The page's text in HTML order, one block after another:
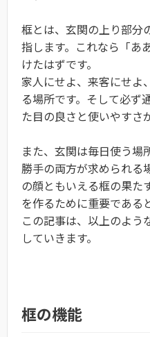
框とは、玄関の上り部分
指します。これなら「あ
けたはずです。
家人にせよ、来客にせよ
る場所です。そして必ず
た目の良さと使いやすさ
また、玄関は毎日使う場
勝手の両方が求められる
の顔ともいえる框の果た
を作るために重要である
この記事は、以上のよう
していきます。
框の機能